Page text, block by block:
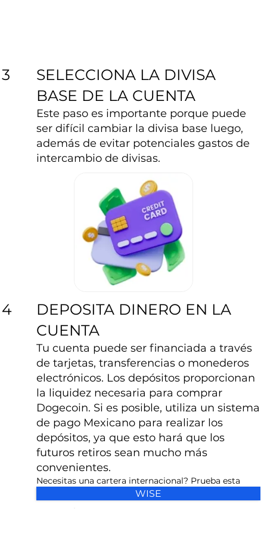
3
4
SELECCIONA LA DIVISA
BASE DE LA CUENTA
Este paso es importante porque puede
ser difícil cambiar la divisa base luego,
además de evitar potenciales gastos de
intercambio de divisas.
DEPOSITA DINERO EN LA
CUENTA
Tu cuenta puede ser financiada a través
de tarjetas, transferencias o monederos
electrónicos. Los depósitos proporcionan
la liquidez necesaria para comprar
Dogecoin. Si es posible, utiliza un sistema
de pago Mexicano para realizar los
depósitos, ya que esto hará que los
futuros retiros sean mucho más
convenientes.
Necesitas una cartera internacional? Prueba esta
WISE